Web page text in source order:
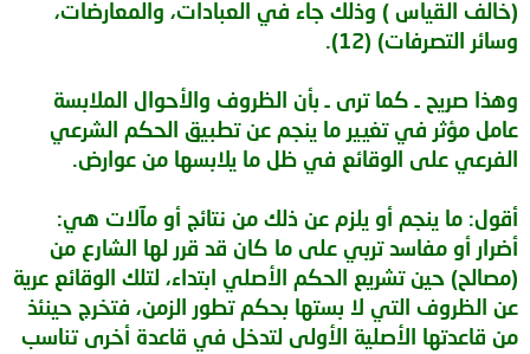
(خالف القياس ) وذلك جاء في العبادات، والمعارضات،
وسائر التصرفات) (12).
وهذا صريح ـ كما ترى ـ بأن الظروف والأحوال الملابسة
عامل مؤثر في تغيير ما ينجم عن تطبيق الحكم الشرعي
الفرعي على الوقائع في ظل ما يلابسها من عوارض.
أقول: ما ينجم أو يلزم عن ذلك من نتائج أو مآلات هي:
أضرار أو مفاسد تربي على ما كان قد قرر لها الشارع من
(مصالح) حين تشريع الحكم الأصلي ابتداء، لتلك الوقائع عرية
عن الظروف التي لا بستها بحكم تطور الزمن، فتخرج حينئذ
من قاعدتها الأصلية الأولى لتدخل في قاعدة أخرى تناسب